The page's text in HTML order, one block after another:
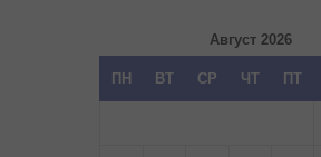
Август 2026
ПН ВТ СР ЧТ ПТ